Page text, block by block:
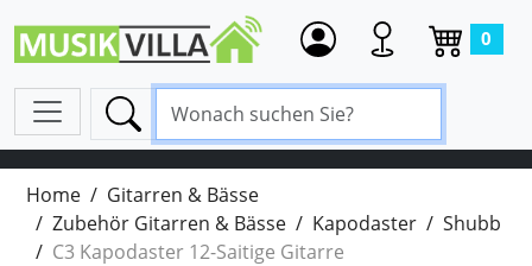
0
Home
Gitarren & Bässe
Zubehör Gitarren & Bässe
Kapodaster
Shubb
C3 Kapodaster 12-Saitige Gitarre